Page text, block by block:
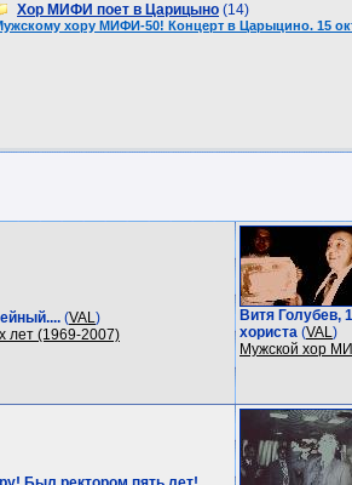
Хор МИФИ поет в Царицыно (14)
хору МИФИ-50! Концерт в Царыцино. 15
(VAL)
лет (1969-2007)
Витя Голубев,
хориста (VAL)
Мужской хор